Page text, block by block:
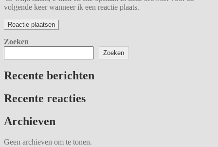
volgende keer wanneer ik een reactie plaats.
Zoeken
Zoeken
Recente berichten
Recente reacties
Archieven
Geen archieven om te tonen.